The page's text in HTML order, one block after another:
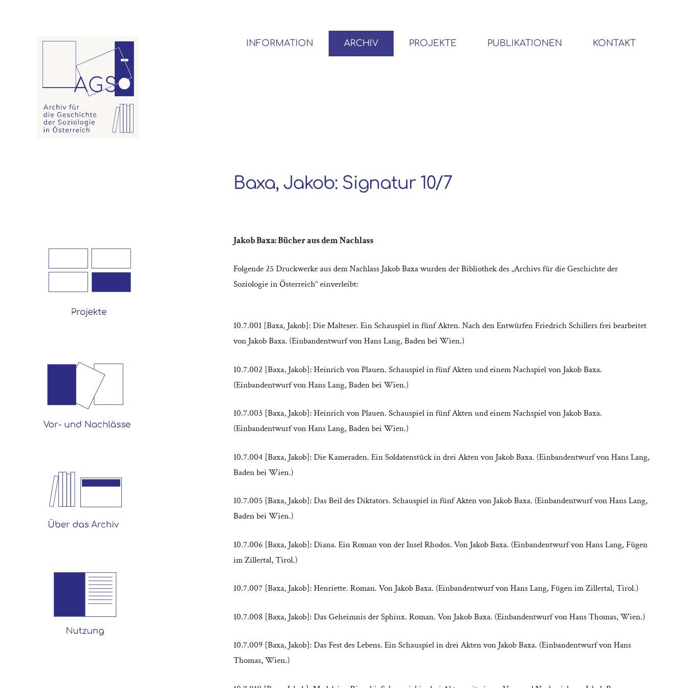
INFORMATION ARCHIV PROJEKTE PUBLIKATIONEN KONTAKT
Baxa, Jakob: Signatur 10/7
Jakob Baxa: Bücher aus dem Nachlass
Folgende 25 Druckwerke aus dem Nachlass Jakob Baxa wurden der Bibliothek des „Archivs für die Geschichte der
Soziologie in Österreich“ einverleibt:
10.7.001 [Baxa, Jakob]: Die Malteser. Ein Schauspiel in fünf Akten. Nach den Entwürfen Friedrich Schillers frei bearbeitet
von Jakob Baxa. (Einbandentwurf von Hans Lang, Baden bei Wien.)
10.7.002 [Baxa, Jakob]: Heinrich von Plauen. Schauspiel in fünf Akten und einem Nachspiel von Jakob Baxa.
(Einbandentwurf von Hans Lang, Baden bei Wien.)
10.7.003 [Baxa, Jakob]: Heinrich von Plauen. Schauspiel in fünf Akten und einem Nachspiel von Jakob Baxa.
(Einbandentwurf von Hans Lang, Baden bei Wien.)
10.7.004 [Baxa, Jakob]: Die Kameraden. Ein Soldatenstück in drei Akten von Jakob Baxa. (Einbandentwurf von Hans Lang,
Baden bei Wien.)
10.7.005 [Baxa, Jakob]: Das Beil des Diktators. Schauspiel in fünf Akten von Jakob Baxa. (Einbandentwurf von Hans Lang,
Baden bei Wien.)
10.7.006 [Baxa, Jakob]: Diana. Ein Roman von der Insel Rhodos. Von Jakob Baxa. (Einbandentwurf von Hans Lang, Fügen
im Zillertal, Tirol.)
10.7.007 [Baxa, Jakob]: Henriette. Roman. Von Jakob Baxa. (Einbandentwurf von Hans Lang, Fügen im Zillertal, Tirol.)
10.7.008 [Baxa, Jakob]: Das Geheimnis der Sphinx. Roman. Von Jakob Baxa. (Einbandentwurf von Hans Thomas, Wien.)
10.7.009 [Baxa, Jakob]: Das Fest des Lebens. Ein Schauspiel in drei Akten von Jakob Baxa. (Einbandentwurf von Hans
Thomas, Wien.)